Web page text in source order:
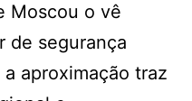
Moscou o vê
de segurança
a aproximação traz